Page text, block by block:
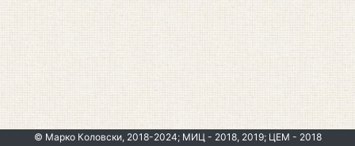
© Марко Коловски, 2018-2024; МИЦ - 2018, 2019; ЦЕМ - 2018